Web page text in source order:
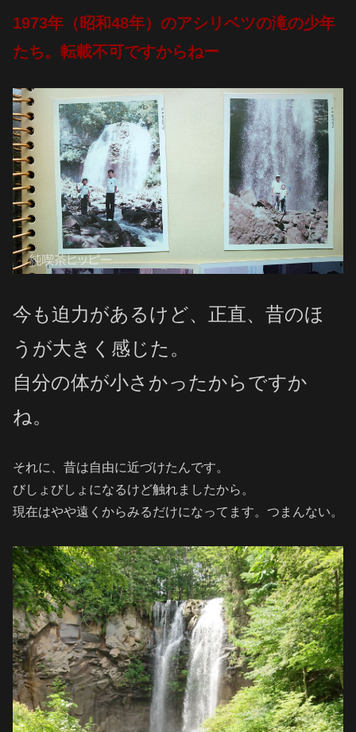
1973年（昭和48年）のアシリベツの滝の少年
たち。転載不可ですからねー
今も迫力があるけど、正直、昔のほ
うが大きく感じた。
自分の体が小さかったからですか
ね。
それに、昔は自由に近づけたんです。
びしょびしょになるけど触れましたから。
現在はやや遠くからみるだけになってます。つまんない。